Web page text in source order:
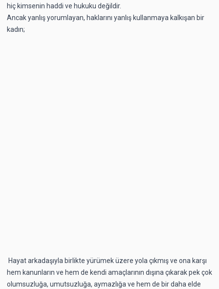
hiç kimsenin haddi ve hukuku değildir.
Ancak yanlış yorumlayan, haklarını yanlış kullanmaya kalkışan bir
kadın;
Hayat arkadaşıyla birlikte yürümek üzere yola çıkmış ve ona karşı
hem kanunların ve hem de kendi amaçlarının dışına çıkarak pek çok
olumsuzluğa, umutsuzluğa, aymazlığa ve hem de bir daha elde